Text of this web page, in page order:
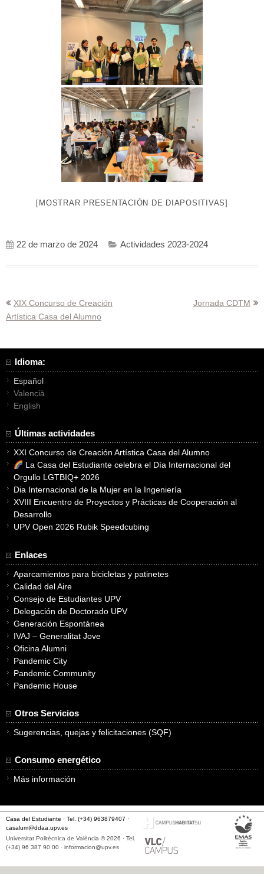
[MOSTRAR PRESENTACIÓN DE DIAPOSITIVAS]
22 de marzo de 2024 Actividades 2023-2024
Navegación
de
XIX Concurso de Creación
Artística Casa del Alumno
Jornada CDTM
Idioma:
Español
Valencià
English
Últimas actividades
XXI Concurso de Creación Artística Casa del Alumno
La Casa del Estudiante celebra el Día Internacional del
Orgullo LGTBIQ+ 2026
Dia Internacional de la Mujer en la Ingeniería
XVIII Encuentro de Proyectos y Prácticas de Cooperación al
Desarrollo
UPV Open 2026 Rubik Speedcubing
Enlaces
Aparcamientos para bicicletas y patinetes
Calidad del Aire
Consejo de Estudiantes UPV
Delegación de Doctorado UPV
Generación Espontánea
IVAJ – Generalitat Jove
Oficina Alumni
Pandemic City
Pandemic Community
Pandemic House
Otros Servicios
Sugerencias, quejas y felicitaciones (SQF)
Consumo energético
Más información
Casa del Estudiante · Tel. (+34) 963879407 ·
casalum@ddaa.upv.es
Universitat Politècnica de València © 2026 · Tel.
(+34) 96 387 90 00 · informacion@upv.es